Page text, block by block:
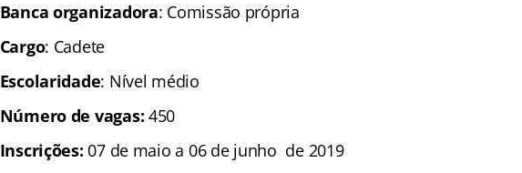
Banca organizadora: Comissão própria
Cargo: Cadete
Escolaridade: Nível médio
Número de vagas: 450
Inscrições: 07 de maio a 06 de junho de 2019